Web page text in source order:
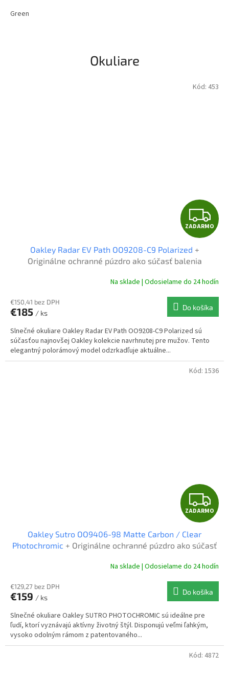
Green
Okuliare
Z
A
A
R
M
ZADARMO
Oakley Radar EV Path OO9208-C9 Polarized +
Originálne ochranné púzdro ako súčasť balenia
Na sklade | Odosielame do 24 hodín
€150,41 bez DPH
€185 / ks
Do košíka
Slnečné okuliare Oakley Radar EV Path OO9208-C9 Polarized sú
súčasťou najnovšej Oakley kolekcie navrhnutej pre mužov. Tento
elegantný polorámový model odzrkadľuje aktuálne...
Kód: 453
Z
A
D
A
R
M
ZADARMO
Oakley Sutro OO9406-98 Matte Carbon / Clear
Photochromic + Originálne ochranné púzdro ako súčasť
Na sklade | Odosielame do 24 hodín
€129,27 bez DPH
€159 / ks
Do košíka
Slnečné okuliare Oakley SUTRO PHOTOCHROMIC sú ideálne pre
ľudí, ktorí vyznávajú aktívny životný štýl. Disponujú veľmi ľahkým,
vysoko odolným rámom z patentovaného...
Kód: 1536
Kód: 4872